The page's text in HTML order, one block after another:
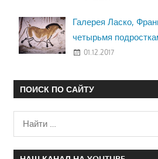
Галерея Ласко,
четырьмя
01.12.2017
ПОИСК ПО САЙТУ